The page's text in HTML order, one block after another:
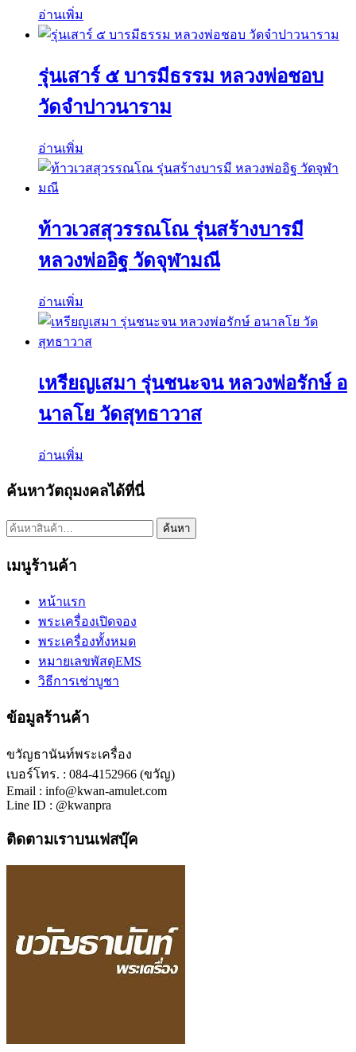
อ่านเพิ่ม
รุ่นเสาร์ ๕ บารมีธรรม หลวงพ่อชอบ
วัดจำปาวนาราม
อ่านเพิ่ม
ท้าวเวสสุวรรณโณ รุ่นสร้างบารมี
หลวงพ่ออิฐ วัดจุฬามณี
อ่านเพิ่ม
เหรียญเสมา รุ่นชนะจน หลวงพ่อรักษ์ อ
นาลโย วัดสุทธาวาส
อ่านเพิ่ม
ค้นหาวัตถุมงคลได้ที่นี่
ค้นหา: ค้นหา
เมนูร้านค้า
หน้าแรก
พระเครื่องเปิดจอง
พระเครื่องทั้งหมด
หมายเลขพัสดุEMS
วิธีการเช่าบูชา
ข้อมูลร้านค้า
ขวัญธานันท์พระเครื่อง
เบอร์โทร. : 084-4152966 (ขวัญ)
Email : info@kwan-amulet.com
Line ID : @kwanpra
ติดตามเราบนเฟสบุ๊ค